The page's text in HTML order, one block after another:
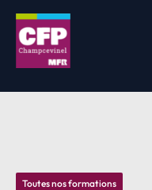
Aller
contenu
Toutes nos formations